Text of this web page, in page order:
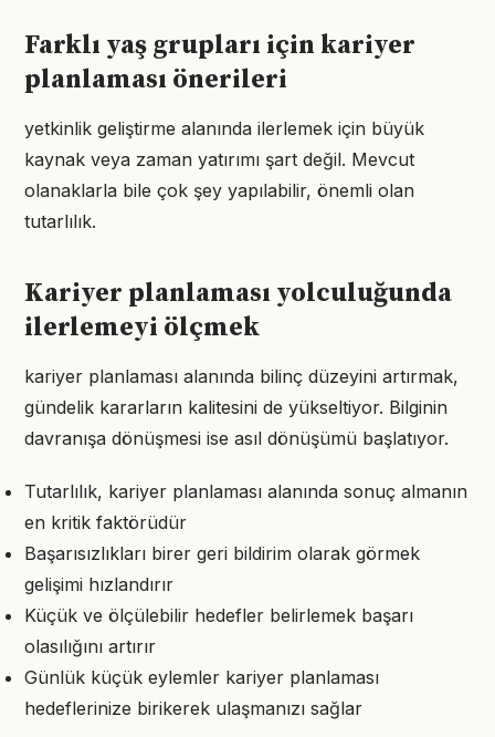
Farklı yaş grupları için kariyer
planlaması önerileri
yetkinlik geliştirme alanında ilerlemek için büyük
kaynak veya zaman yatırımı şart değil. Mevcut
olanaklarla bile çok şey yapılabilir, önemli olan
tutarlılık.
Kariyer planlaması yolculuğunda
ilerlemeyi ölçmek
kariyer planlaması alanında bilinç düzeyini artırmak,
gündelik kararların kalitesini de yükseltiyor. Bilginin
davranışa dönüşmesi ise asıl dönüşümü başlatıyor.
Tutarlılık, kariyer planlaması alanında sonuç almanın
en kritik faktörüdür
Başarısızlıkları birer geri bildirim olarak görmek
gelişimi hızlandırır
Küçük ve ölçülebilir hedefler belirlemek başarı
olasılığını artırır
Günlük küçük eylemler kariyer planlaması
hedeflerinize birikerek ulaşmanızı sağlar